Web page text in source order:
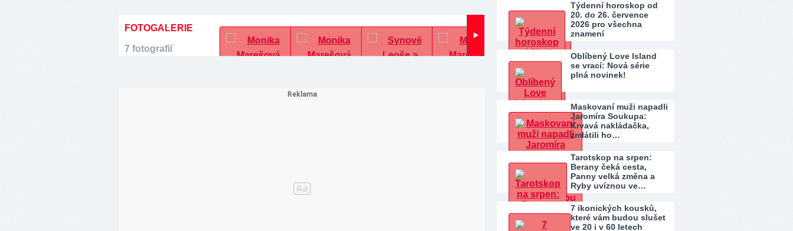
FOTOGALERIE
7 fotografií
Týdenní horoskop od
20. do 26. července
2026 pro všechna
znamení
Oblíbený Love Island
se vrací: Nová série
plná novinek!
Maskovaní muži napadli
Jaromíra Soukupa:
Krvavá nakládačka,
zmlátili ho…
Tarotskop na srpen:
Berany čeká cesta,
Panny velká změna a
Ryby uvíznou ve…
7 ikonických kousků,
které vám budou slušet
ve 20 i v 60 letech